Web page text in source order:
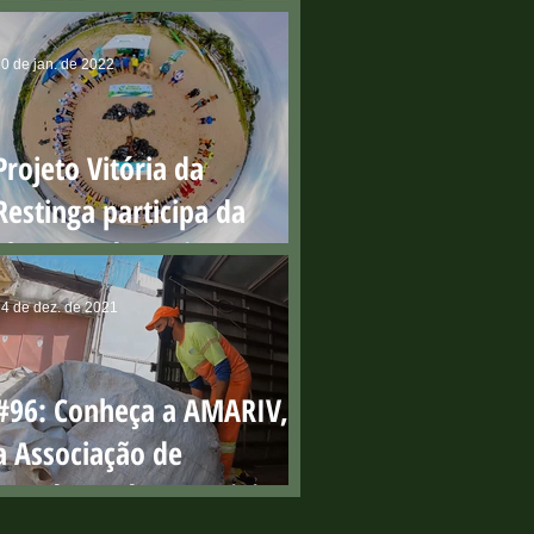
Vitória da
participa da
do Projeto Praia
de jan. de 2022
Conheça a AMARIV,
Associação de
de Materiais
de dez. de 2021